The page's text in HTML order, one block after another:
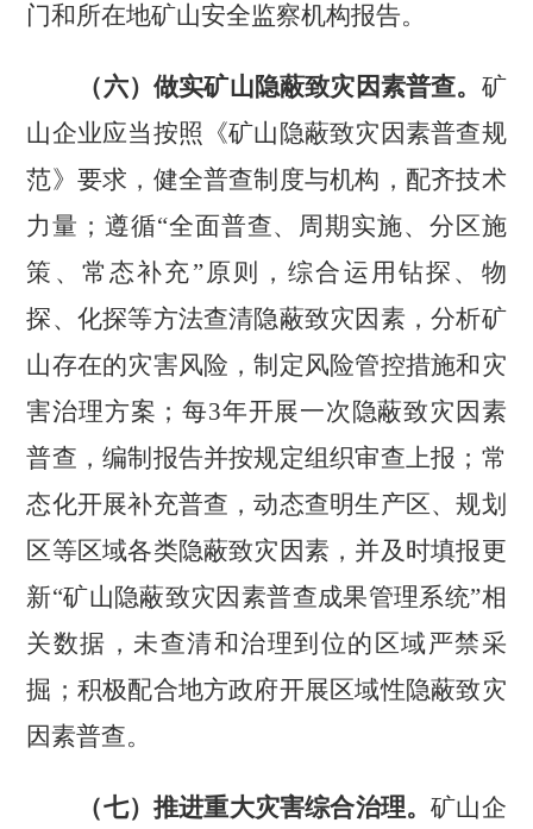
门和所在地矿山安全监察机构报告。
（六）做实矿山隐蔽致灾因素普查。 矿
山企业应当按照《矿山隐蔽致灾因素普查规
范》要求，健全普查制度与机构，配齐技术
力量；遵循“全面普查、周期实施、分区施
策、常态补充”原则，综合运用钻探、物
探、化探等方法查清隐蔽致灾因素，分析矿
山存在的灾害风险，制定风险管控措施和灾
害治理方案；每3年开展一次隐蔽致灾因素
普查，编制报告并按规定组织审查上报；常
态化开展补充普查，动态查明生产区、规划
区等区域各类隐蔽致灾因素，并及时填报更
新“矿山隐蔽致灾因素普查成果管理系统”相
关数据，未查清和治理到位的区域严禁采
掘；积极配合地方政府开展区域性隐蔽致灾
因素普查。
（七）推进重大灾害综合治理。矿山企